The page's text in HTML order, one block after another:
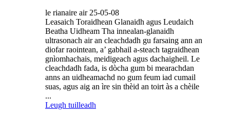
le rianaire air 25-05-08
Leasaich Toraidhean Glanaidh agus Leudaich
Beatha Uidheam Tha innealan-glanaidh
ultrasonach air an cleachdadh gu farsaing ann an
diofar raointean, a’ gabhail a-steach tagraidhean
gnìomhachais, meidigeach agus dachaigheil. Le
cleachdadh fada, is dòcha gum bi mearachdan
anns an uidheamachd no gum feum iad cumail
suas, agus aig an ìre sin thèid an toirt às a chèile
...
Leugh tuilleadh